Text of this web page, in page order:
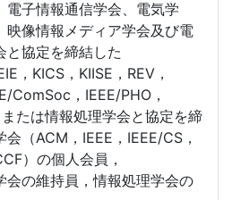
電子情報通信学会、電気学
映像情報メディア学会及び電
と協定を締結した
，KICS，KIISE，REV，
ComSoc，IEEE/PHO，
たは情報処理学会と協定を締
（ACM，IEEE，IEEE/CS，
）の個人会員，
会の維持員，情報処理学会の